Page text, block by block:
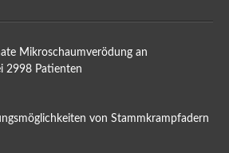
Mikroschaumverödung an
2998 Patienten
von Stammkrampfadern